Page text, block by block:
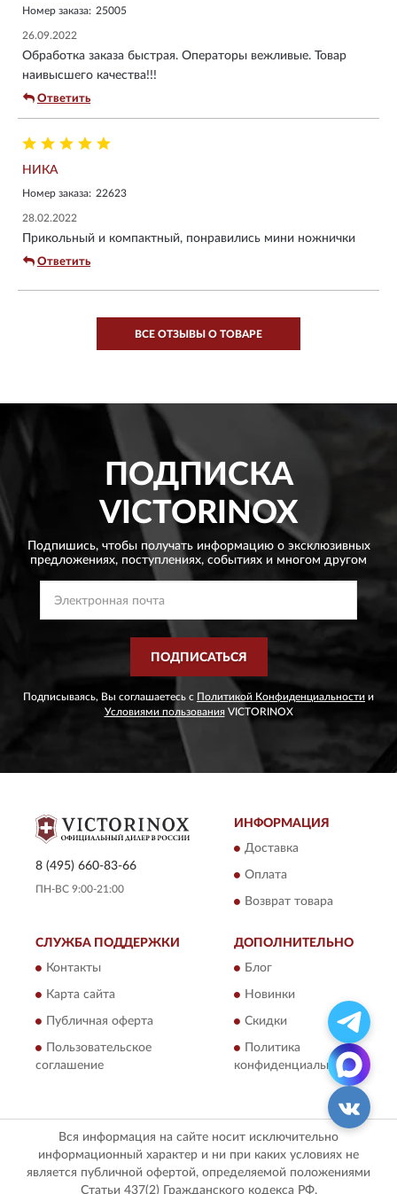
Номер заказа: 25005
26.09.2022
Обработка заказа быстрая. Операторы вежливые. Товар
наивысшего качества!!!
Ответить
НИКА
Номер заказа: 22623
28.02.2022
Прикольный и компактный, понравились мини ножнички
Ответить
ВСЕ ОТЗЫВЫ О ТОВАРЕ
ПОДПИСКА
VICTORINOX
Подпишись, чтобы получать информацию о эксклюзивных
предложениях, поступлениях, событиях и многом другом
ПОДПИСАТЬСЯ
Подписываясь, Вы соглашаетесь с Политикой Конфиденциальности и
Условиями пользованияVICTORINOX
8 (495) 660-83-66
ПН-ВС 9:00-21:00
ИНФОРМАЦИЯ
Доставка
Оплата
Возврат товара
СЛУЖБА ПОДДЕРЖКИ
Контакты
Карта сайта
Публичная оферта
Пользовательское
соглашение
ДОПОЛНИТЕЛЬНО
Блог
Новинки
Скидки
Политика
конфиденциальности
Вся информация на сайте носит исключительно
информационный характер и ни при каких условиях не
является публичной офертой, определяемой положениями
Статьи 437(2) Гражданского кодекса РФ.